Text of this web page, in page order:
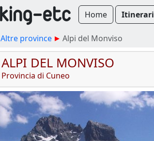
Home Itinerari
Altre province Alpi del Monviso
ALPI DEL MONVISO
Provincia di Cuneo